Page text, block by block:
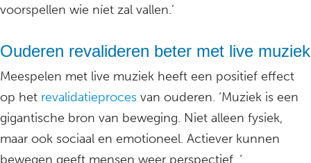
voorspellen wie níet zal vallen.’
Ouderen revalideren beter met live muziek
Meespelen met live muziek heeft een positief effect
op het revalidatieproces van ouderen. ‘Muziek is een
gigantische bron van beweging. Niet alleen fysiek,
maar ook sociaal en emotioneel. Actiever kunnen
bewegen geeft mensen weer perspectief. ‘